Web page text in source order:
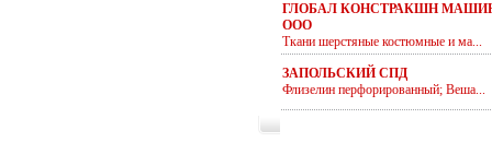
ГЛОБАЛ КОНСТРАКШН
ООО
Ткани шерстяные костюмные и ма...
ЗАПОЛЬСКИЙ СПД
Флизелин перфорированный; Веша...